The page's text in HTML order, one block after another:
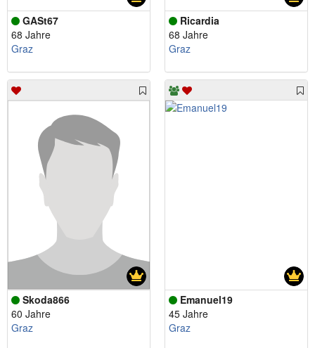
GASt67
68 Jahre
Graz
Ricardia
68 Jahre
Graz
Skoda866
60 Jahre
Graz
Emanuel19
45 Jahre
Graz